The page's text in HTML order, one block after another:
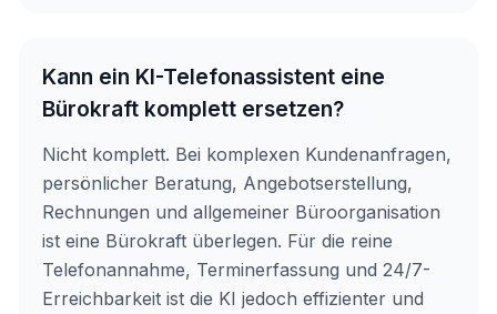
Kann ein KI-Telefonassistent eine
Bürokraft komplett ersetzen?
Nicht komplett. Bei komplexen Kundenanfragen,
persönlicher Beratung, Angebotserstellung,
Rechnungen und allgemeiner Büroorganisation
ist eine Bürokraft überlegen. Für die reine
Telefonannahme, Terminerfassung und 24/7-
Erreichbarkeit ist die KI jedoch effizienter und